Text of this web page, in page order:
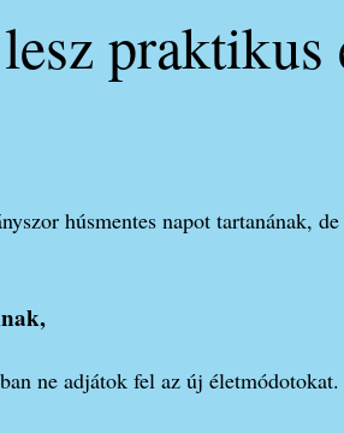
praktikus
húsmentes napot tartanának,
ne adjátok fel az új életmódotokat.